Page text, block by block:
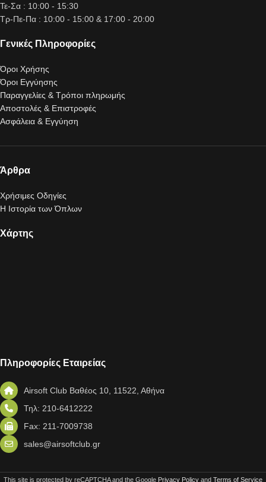
Τε-Σα : 10:00 - 15:30
Τρ-Πε-Πα : 10:00 - 15:00 & 17:00 - 20:00
Γενικές Πληροφορίες
Όροι Χρήσης
Όροι Εγγύησης
Παραγγελίες & Τρόποι πληρωμής
Αποστολές & Επιστροφές
Ασφάλεια & Εγγύηση
Άρθρα
Χρήσιμες Οδηγίες
Η Ιστορία των Όπλων
Χάρτης
Πληροφορίες Εταιρείας
Airsoft Club Βαθέος 10, 11522, Αθήνα
Τηλ: 210-6412222
Fax: 211-7009738
sales@airsoftclub.gr
This site is protected by reCAPTCHA and the Google Privacy Policy and Terms of Service